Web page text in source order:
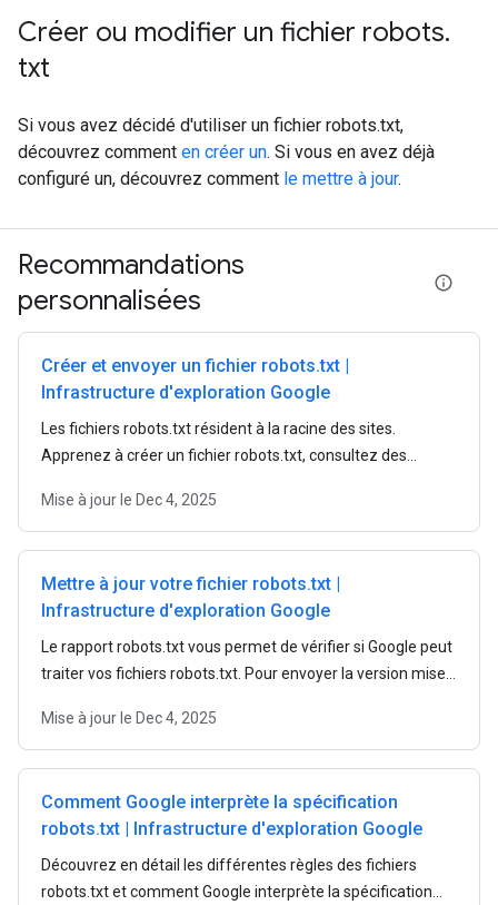
Créer ou modifier un fichier robots.
txt
Si vous avez décidé d'utiliser un fichier robots.txt,
découvrez comment en créer un. Si vous en avez déjà
configuré un, découvrez comment le mettre à jour.
Recommandations
personnalisées
Créer et envoyer un fichier robots.txt |
Infrastructure d'exploration Google
Les fichiers robots.txt résident à la racine des sites.
Apprenez à créer un fichier robots.txt, consultez des
Mise à jour le Dec 4, 2025
Mettre à jour votre fichier robots.txt |
Infrastructure d'exploration Google
Le rapport robots.txt vous permet de vérifier si Google peut
traiter vos fichiers robots.txt. Pour envoyer la version mise
Mise à jour le Dec 4, 2025
Comment Google interprète la spécification
robots.txt | Infrastructure d'exploration Google
Découvrez en détail les différentes règles des fichiers
robots.txt et comment Google interprète la spécification